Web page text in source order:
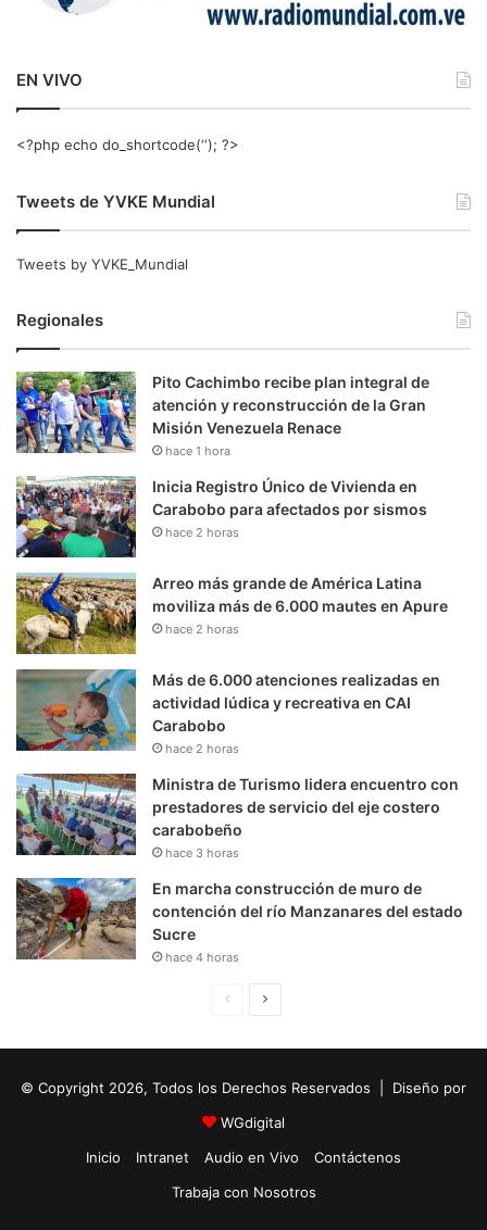
EN VIVO
<?php echo do_shortcode(‘‘); ?>
Tweets de YVKE Mundial
Tweets by YVKE_Mundial
Regionales
Pito Cachimbo recibe plan integral de
atención y reconstrucción de la Gran
Misión Venezuela Renace
hace 1 hora
Inicia Registro Único de Vivienda en
Carabobo para afectados por sismos
hace 2 horas
Arreo más grande de América Latina
moviliza más de 6.000 mautes en Apure
hace 2 horas
Más de 6.000 atenciones realizadas en
actividad lúdica y recreativa en CAI
Carabobo
hace 2 horas
Ministra de Turismo lidera encuentro con
prestadores de servicio del eje costero
carabobeño
hace 3 horas
En marcha construcción de muro de
contención del río Manzanares del estado
Sucre
hace 4 horas
i
n
a
u
i
e
© Copyright 2026, Todos los Derechos Reservados | Diseño por
WGdigital
Inicio
Intranet Audio en Vivo
Contáctenos
Trabaja con Nosotros